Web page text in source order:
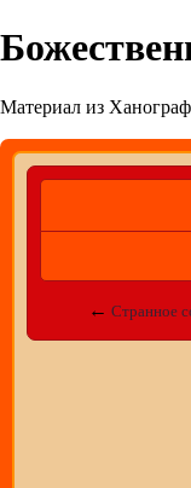
Материал из Ханограф
← Странное